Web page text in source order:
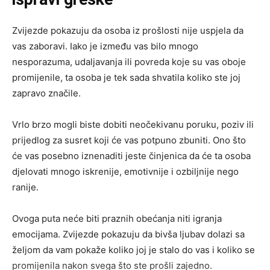
Zvijezde pokazuju da osoba iz prošlosti nije uspjela da
vas zaboravi. Iako je između vas bilo mnogo
nesporazuma, udaljavanja ili povreda koje su vas oboje
promijenile, ta osoba je tek sada shvatila koliko ste joj
zapravo značile.
Vrlo brzo mogli biste dobiti neočekivanu poruku, poziv ili
prijedlog za susret koji će vas potpuno zbuniti. Ono što
će vas posebno iznenaditi jeste činjenica da će ta osoba
djelovati mnogo iskrenije, emotivnije i ozbiljnije nego
ranije.
Ovoga puta neće biti praznih obećanja niti igranja
emocijama. Zvijezde pokazuju da bivša ljubav dolazi sa
željom da vam pokaže koliko joj je stalo do vas i koliko se
promijenila nakon svega što ste prošli zajedno.